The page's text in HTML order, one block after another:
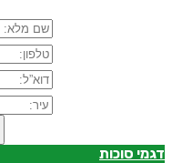
דגמי סוכות